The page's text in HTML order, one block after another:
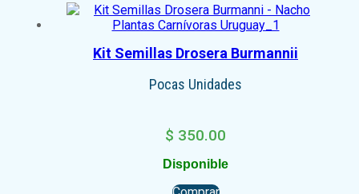
Kit Semillas Drosera Burmannii
Pocas Unidades
$ 350.00
Disponible